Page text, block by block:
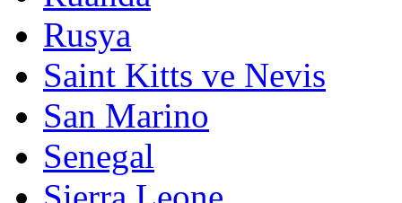
Rusya
Saint Kitts ve Nevis
San Marino
Senegal